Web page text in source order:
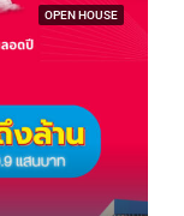
OPEN HOUSE